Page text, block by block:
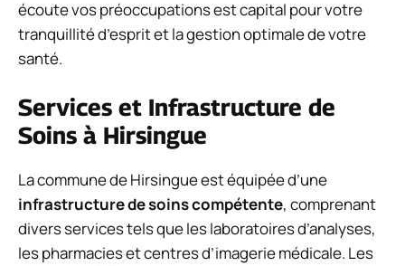
écoute vos préoccupations est capital pour votre
tranquillité d’esprit et la gestion optimale de votre
santé.
Services et Infrastructure de
Soins à Hirsingue
La commune de Hirsingue est équipée d’une
infrastructure de soins compétente, comprenant
divers services tels que les laboratoires d’analyses,
les pharmacies et centres d’imagerie médicale. Les